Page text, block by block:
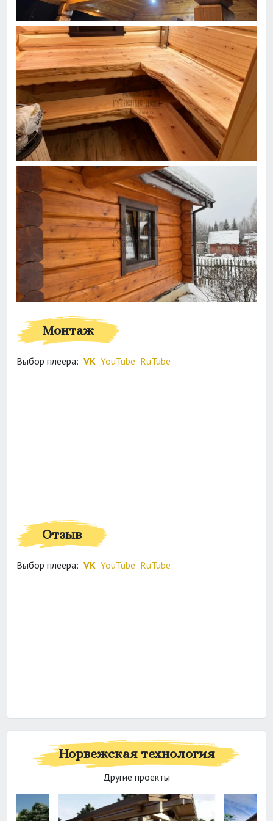
Монтаж
Выбор плеера: VK YouTube RuTube
Отзыв
Выбор плеера: VK YouTube RuTube
Норвежская технология
Другие проекты